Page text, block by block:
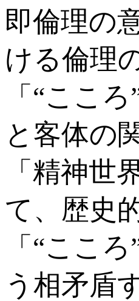
即倫理の
ける倫理
「“ここ
と客体の
「精神世
て、歴史
「“ここ
う相矛盾